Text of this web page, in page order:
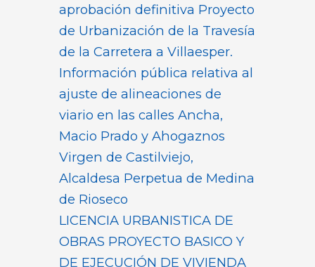
aprobación definitiva Proyecto
de Urbanización de la Travesía
de la Carretera a Villaesper.
Información pública relativa al
ajuste de alineaciones de
viario en las calles Ancha,
Macio Prado y Ahogaznos
Virgen de Castilviejo,
Alcaldesa Perpetua de Medina
de Rioseco
LICENCIA URBANISTICA DE
OBRAS PROYECTO BASICO Y
DE EJECUCIÓN DE VIVIENDA